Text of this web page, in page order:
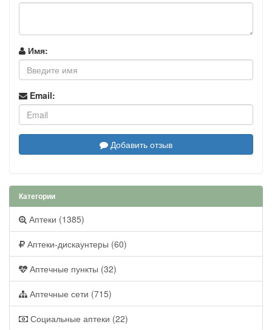
Имя:
Email:
Добавить отзыв
Категории
Аптеки (1385)
Аптеки-дискаунтеры (60)
Аптечные пункты (32)
Аптечные сети (715)
Социальные аптеки (22)